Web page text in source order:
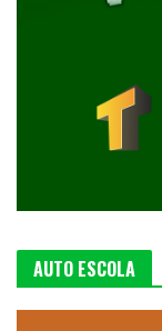
AUTO ESCOLA